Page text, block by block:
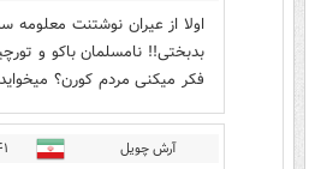
اولا از عیران نوشتنت
فکر میکنی مردم کورن؟
آرش چویل